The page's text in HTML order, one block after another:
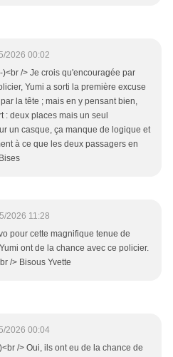
2026 00:02
)<br /> Je crois qu'encouragée par
Yumi a sorti la première excuse
la tête ; mais en y pensant bien,
: deux places mais un seul
un casque, ça manque de logique et
à ce que les deux passagers en
2026 11:28
pour cette magnifique tenue de
ont de la chance avec ce policier.
/> Bisous Yvette
2026 00:04
/> Oui, ils ont eu de la chance de